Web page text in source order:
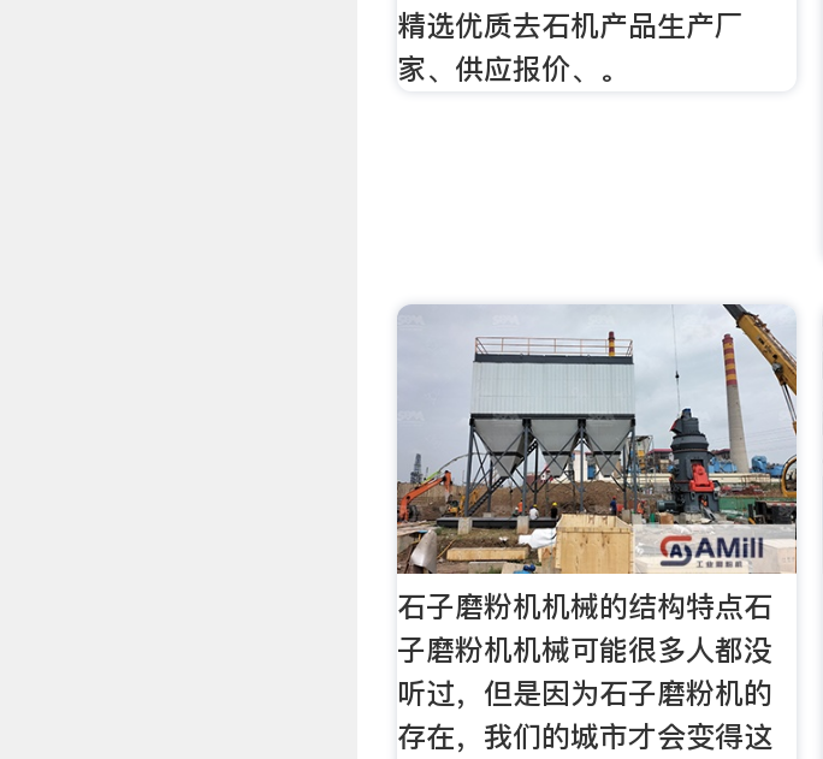
精选优质去石机产品生产厂
家、供应报价、。
石子磨粉机机械的结构特点石
子磨粉机机械可能很多人都没
听过，但是因为石子磨粉机的
存在，我们的城市才会变得这